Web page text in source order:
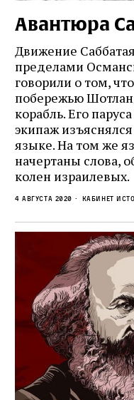
Авантюра
Движение
пределами
говорили о том,
побережью
корабль. Его
экипаж
языке. На том же
начертаны слова,
колен израилевых.
4 августа 2020 кабинет